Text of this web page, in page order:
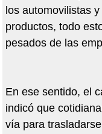
los automovilistas
productos, todo
pesados de las
En ese sentido, el
indicó que
vía para